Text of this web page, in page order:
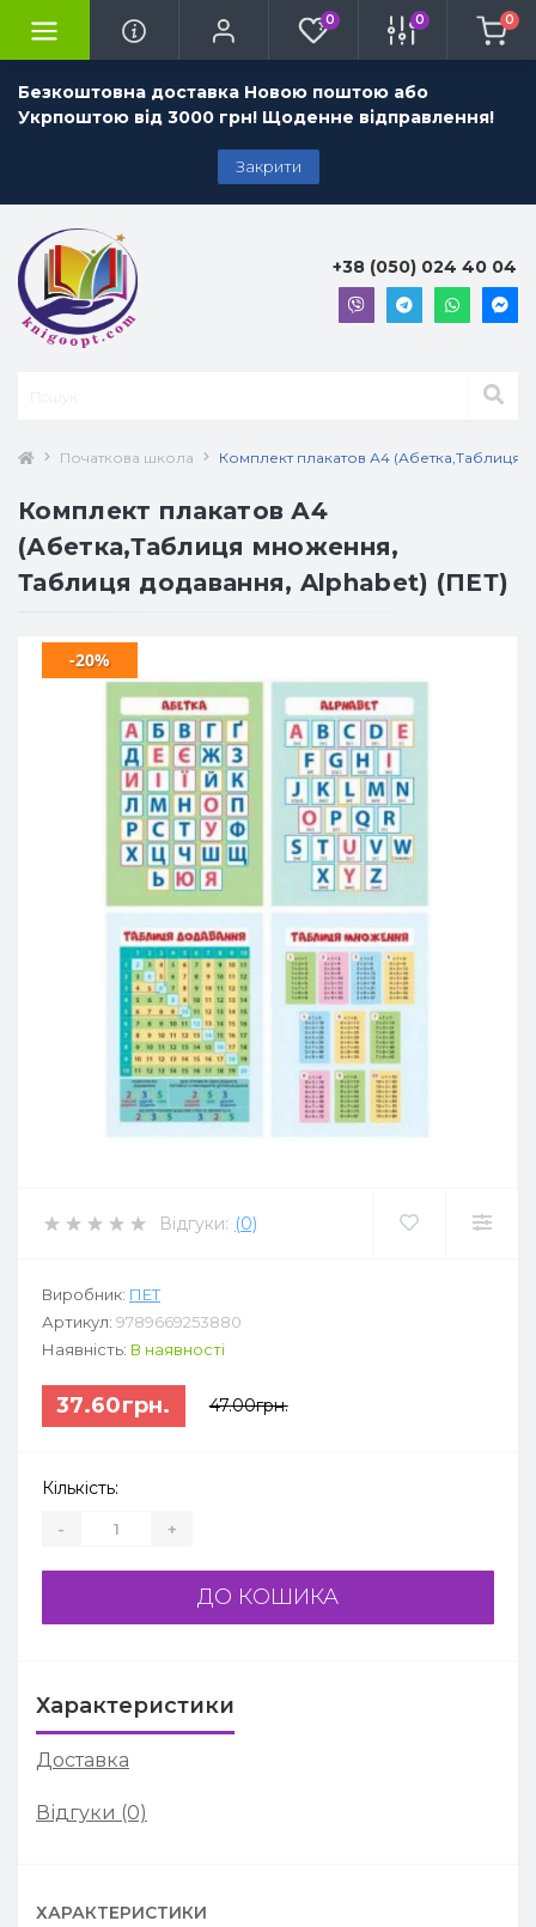
Безкоштовна доставка Новою поштою або
Укрпоштою від 3000 грн! Щоденне відправлення!
Закрити
0 0 0
+38 (050) 024 40 04
Початкова школа Комплект плакатов А4 (Абетка,Таблиця
Комплект плакатов А4
(Абетка,Таблиця множення,
Таблиця додавання, Alphabet) (ПЕТ)
-20%
Відгуки: (0)
Виробник: ПЕТ
Артикул: 9789669253880
Наявність: В наявності
37.60грн. 47.00грн.
Кількість:
- +
ДО КОШИКА
Характеристики
Доставка
Відгуки (0)
ХАРАКТЕРИСТИКИ